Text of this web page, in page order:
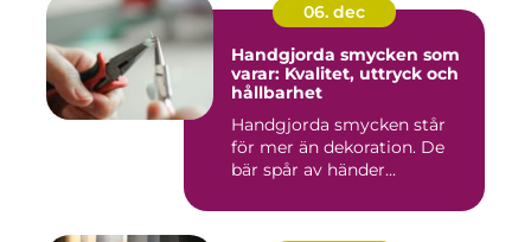
06. dec
Handgjorda smycken som
varar: Kvalitet, uttryck och
hållbarhet
Handgjorda smycken står
för mer än dekoration. De
bär spår av händer...